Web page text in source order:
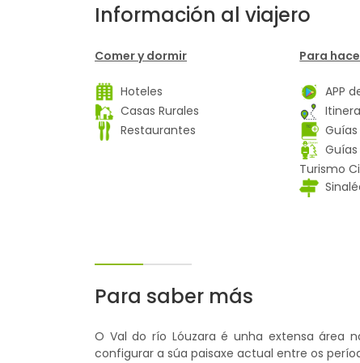
Información al viajero
Comer y dormir
Hoteles
Casas Rurales
Restaurantes
Para
APP
Turismo
Para saber más
O Val do río Lóuzara é unha extensa área
configurar a súa paisaxe actual entre os